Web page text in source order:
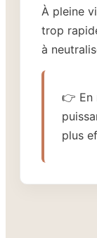
À pleine
trop
à
👉 En
plus